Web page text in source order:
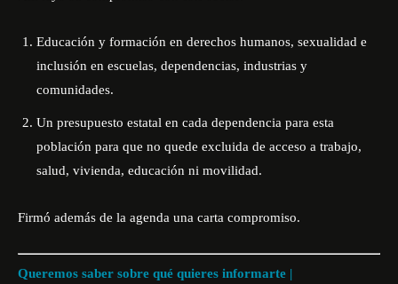
Educación y formación en derechos humanos, sexualidad e
inclusión en escuelas, dependencias, industrias y
comunidades.
Un presupuesto estatal en cada dependencia para esta
población para que no quede excluida de acceso a trabajo,
salud, vivienda, educación ni movilidad.
Firmó además de la agenda una carta compromiso.
Queremos saber sobre qué quieres informarte |